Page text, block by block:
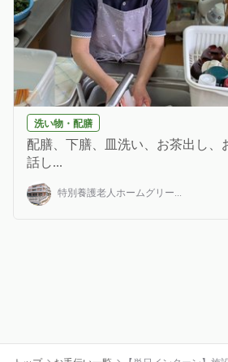
洗い物・配膳
配膳、下膳、皿洗い、お茶出し、
話し...
特別養護老人ホームグリー...